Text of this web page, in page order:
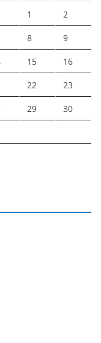
1 2
8 9
15 16
22 23
29 30